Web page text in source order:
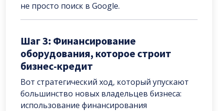
не просто поиск в Google.
Шаг 3: Финансирование
оборудования, которое строит
бизнес-кредит
Вот стратегический ход, который упускают
большинство новых владельцев бизнеса:
использование финансирования